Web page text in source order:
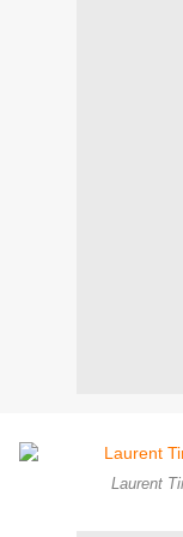
Laurent